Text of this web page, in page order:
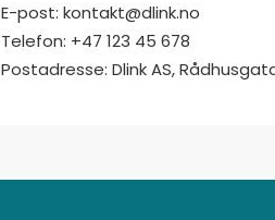
E-post: kontakt@dlink.no
Telefon: +47 123 45 678
Postadresse: Dlink AS,